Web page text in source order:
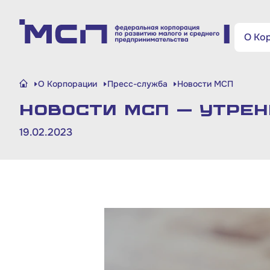
О
бизнесу
Банкам и финансовым
Поиск по сайту
О Корпорации Пресс-служба Новости МСП
Новости МСП –
19.02.2023